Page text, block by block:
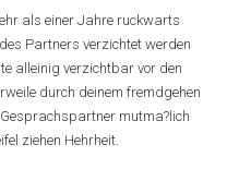
als einer Jahre ruckwarts
Partners verzichtet werden
alleinig verzichtbar vor den
durch deinem fremdgehen
mutma?lich
ziehen Hehrheit.